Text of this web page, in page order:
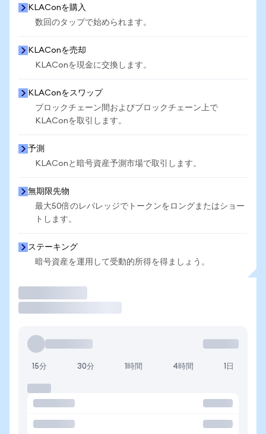
KLAConを購入
数回のタップで始められます。
KLAConを売却
KLAConを現金に交換します。
KLAConをスワップ
ブロックチェーン間およびブロックチェーン上で
KLAConを取引します。
予測
KLAConと暗号資産予測市場で取引します。
無期限先物
最大50倍のレバレッジでトークンをロングまたはショー
トします。
ステーキング
暗号資産を運用して受動的所得を得ましょう。
15分 30分 1時間 4時間 1日